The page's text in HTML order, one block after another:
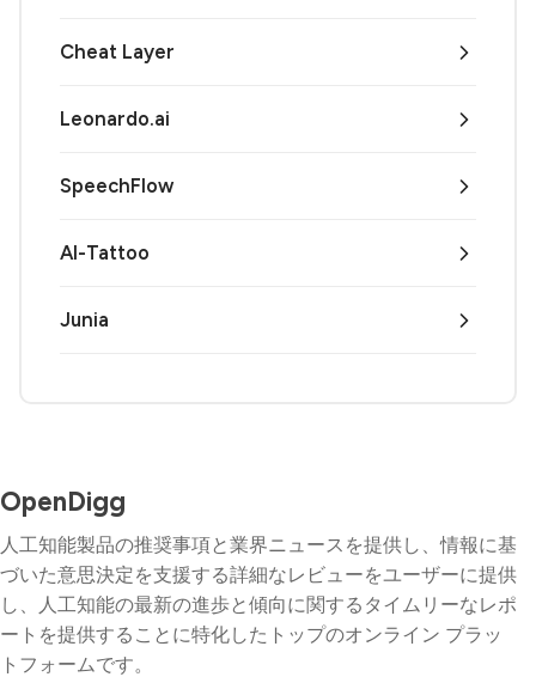
Cheat Layer
Leonardo.ai
SpeechFlow
AI-Tattoo
Junia
OpenDigg
人工知能製品の推奨事項と業界ニュースを提供し、情報に基
づいた意思決定を支援する詳細なレビューをユーザーに提供
し、人工知能の最新の進歩と傾向に関するタイムリーなレポ
ートを提供することに特化したトップのオンライン プラッ
トフォームです。